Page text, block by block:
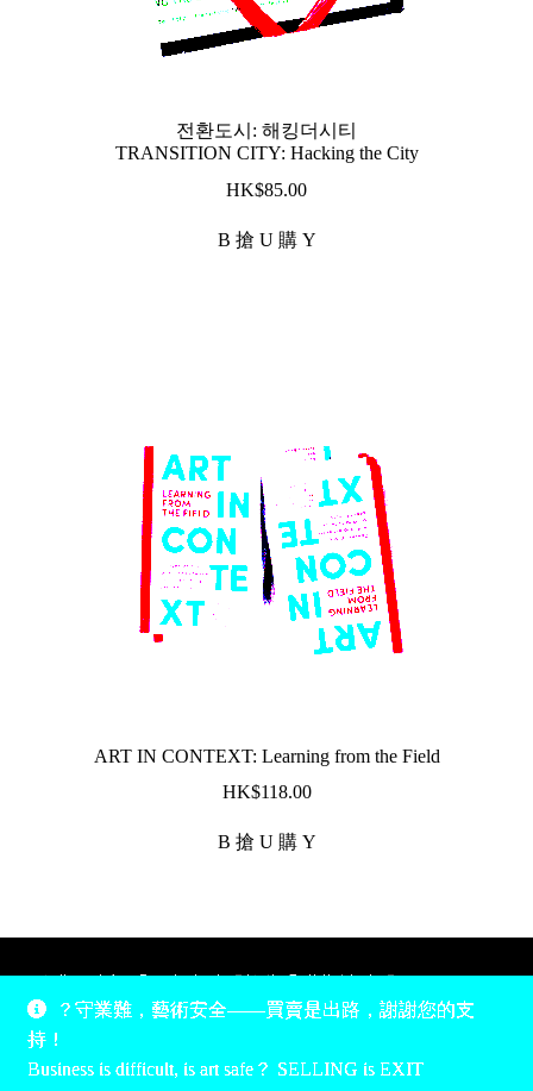
？守業難，藝術安全——買賣是出路，謝謝您的支
持！
Business is difficult, is art safe？ SELLING is EXIT
전환도시: 해킹더시티
TRANSITION CITY: Hacking the City
$85.00
B 搶 U 購 Y
ART IN CONTEXT: Learning from the Field
$118.00
B 搶 U 購 Y
所有跟錢有關的事情是港幣價，我們收信用卡、支付寶、
Unless otherwise specified, all times are listed in Hong Kong